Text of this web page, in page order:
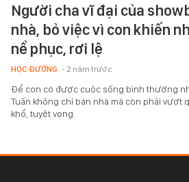
Người cha vĩ đại của
nhà, bỏ việc vì con khiến
nể phục, rơi lệ
HỌC ĐƯỜNG - 2 năm trước
Để con có được cuộc sống bình thường
Tuấn không chỉ bán nhà mà còn phải vượt
khổ, tuyệt vọng.